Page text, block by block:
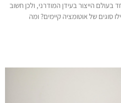
בעולם הייצור בעידן המודרני, ולכן חשוב
סוגים של אוטומציה קיימים? ומה